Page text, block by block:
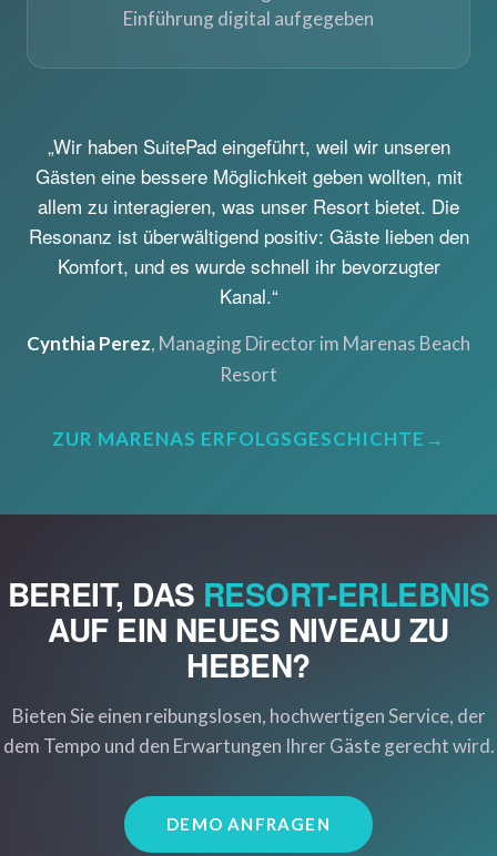
Einführung digital aufgegeben
„Wir haben SuitePad eingeführt, weil wir unseren
Gästen eine bessere Möglichkeit geben wollten, mit
allem zu interagieren, was unser Resort bietet. Die
Resonanz ist überwältigend positiv: Gäste lieben den
Komfort, und es wurde schnell ihr bevorzugter
Kanal.“
Cynthia Perez, Managing Director im Marenas Beach
Resort
ZUR MARENAS ERFOLGSGESCHICHTE →
BEREIT, DAS RESORT-ERLEBNIS
AUF EIN NEUES NIVEAU ZU
HEBEN?
Bieten Sie einen reibungslosen, hochwertigen Service, der
dem Tempo und den Erwartungen Ihrer Gäste gerecht wird.
DEMO ANFRAGEN